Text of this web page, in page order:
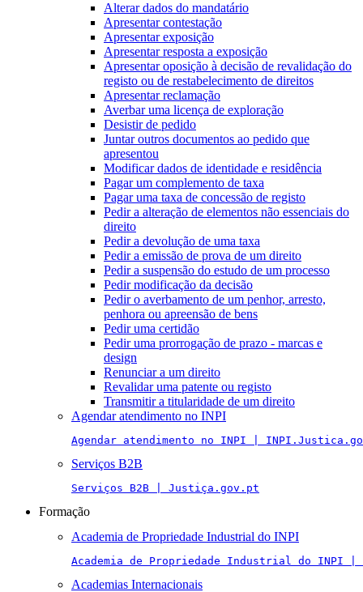
Alterar dados do mandatário
Apresentar contestação
Apresentar exposição
Apresentar resposta a exposição
Apresentar oposição à decisão de revalidação do
registo ou de restabelecimento de direitos
Apresentar reclamação
Averbar uma licença de exploração
Desistir de pedido
Juntar outros documentos ao pedido que
apresentou
Modificar dados de identidade e residência
Pagar um complemento de taxa
Pagar uma taxa de concessão de registo
Pedir a alteração de elementos não essenciais do
direito
Pedir a devolução de uma taxa
Pedir a emissão de prova de um direito
Pedir a suspensão do estudo de um processo
Pedir modificação da decisão
Pedir o averbamento de um penhor, arresto,
penhora ou apreensão de bens
Pedir uma certidão
Pedir uma prorrogação de prazo - marcas e
design
Renunciar a um direito
Revalidar uma patente ou registo
Transmitir a titularidade de um direito
Agendar atendimento no INPI
Agendar atendimento no INPI |
Serviços B2B
Serviços B2B | Justiça.gov.pt
Formação
Academia de Propriedade Industrial do INPI
Academia de Propriedade Industrial do INPI
Academias Internacionais